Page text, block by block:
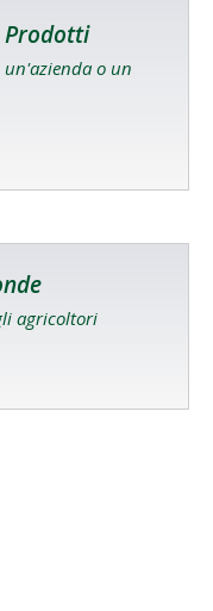
Prodotti
un'azienda o un
agricoltori